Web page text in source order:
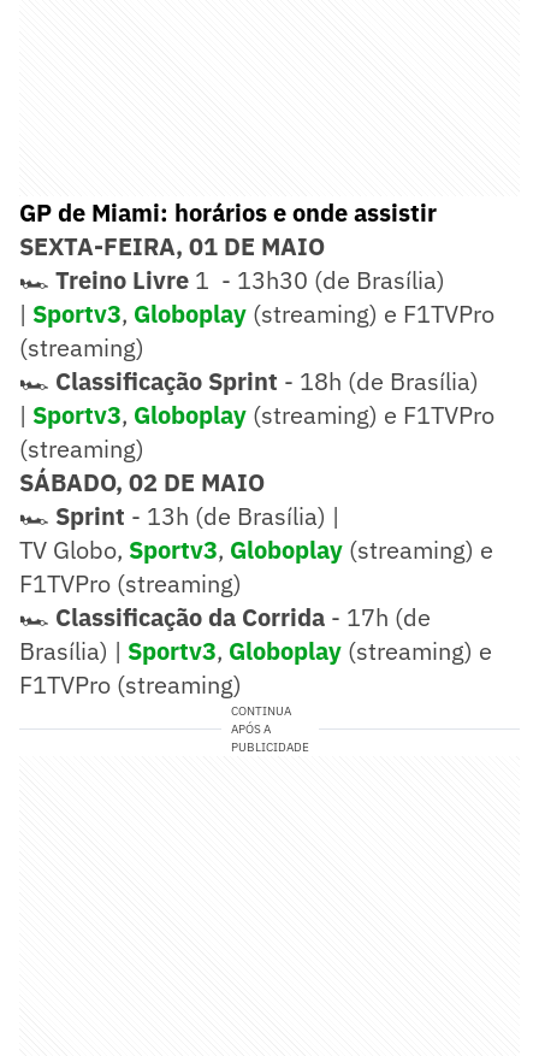
GP de Miami: horários e onde assistir
SEXTA-FEIRA, 01 DE MAIO
🏎️ Treino Livre 1 - 13h30 (de Brasília)
| Sportv3, Globoplay (streaming) e F1TVPro
(streaming)
🏎️ Classificação Sprint - 18h (de Brasília)
| Sportv3, Globoplay (streaming) e F1TVPro
(streaming)
SÁBADO, 02 DE MAIO
🏎️ Sprint - 13h (de Brasília) |
TV Globo, Sportv3, Globoplay (streaming) e
F1TVPro (streaming)
🏎️ Classificação da Corrida - 17h (de
Brasília) | Sportv3, Globoplay (streaming) e
F1TVPro (streaming)
CONTINUA
APÓS A
PUBLICIDADE